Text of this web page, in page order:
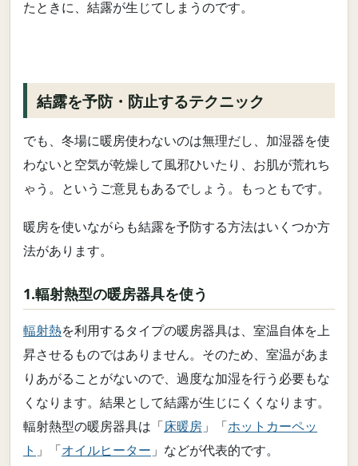
たときに、結露が生じてしまうのです。
結露を予防・防止するテクニック
でも、冬場に暖房使わないのは無理だし、加湿器を使
わないと空気が乾燥して風邪ひいたり、お肌が荒れち
ゃう。というご意見もあるでしょう。もっともです。
暖房を使いながらも結露を予防する方法はいくつか方
法があります。
1.輻射熱型の暖房器具を使う
輻射熱を利用するタイプの暖房器具は、室温自体を上
昇させるものではありません。そのため、室温があま
りあがることがないので、過度な加湿を行う必要もな
くなります。結果として結露が生じにくくなります。
輻射熱型の暖房器具は「床暖房 」「ホットカーペッ
ト 」「オイルヒーター 」などが代表的です。